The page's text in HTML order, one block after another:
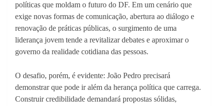
políticas que moldam o futuro do DF. Em um cenário que
exige novas formas de comunicação, abertura ao diálogo e
renovação de práticas públicas, o surgimento de uma
liderança jovem tende a revitalizar debates e aproximar o
governo da realidade cotidiana das pessoas.
O desafio, porém, é evidente: João Pedro precisará
demonstrar que pode ir além da herança política que carrega.
Construir credibilidade demandará propostas sólidas,